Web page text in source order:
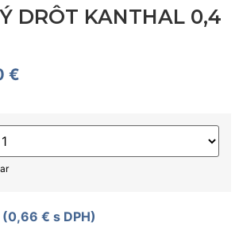
DRÔT KANTHAL 0,4
€
(0,66 € s DPH)